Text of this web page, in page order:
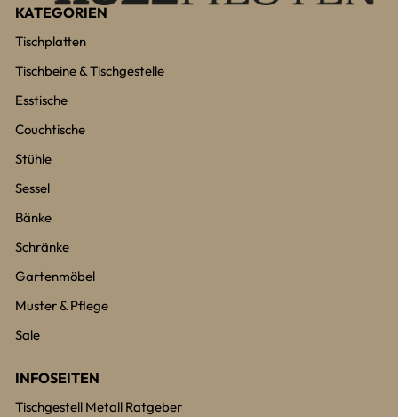
KATEGORIEN
Tischplatten
Tischbeine & Tischgestelle
Esstische
Couchtische
Stühle
Sessel
Bänke
Schränke
Gartenmöbel
Muster & Pflege
Sale
INFOSEITEN
Tischgestell Metall Ratgeber